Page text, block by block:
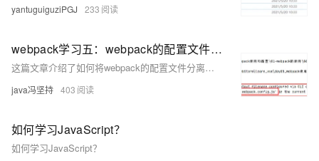
yantuguiguziPGJ 233
webpack学习五：webpack的配置文件webpack.config.js分离，分离成开发环境配置文件和生产环境配置文件
这篇文章介绍了如何将webpack的配置文件分离成开发环境和生产环境的配置文件，以提高打包效率。
java冯坚持 403
如何学习JavaScript？
如何学习JavaScript？